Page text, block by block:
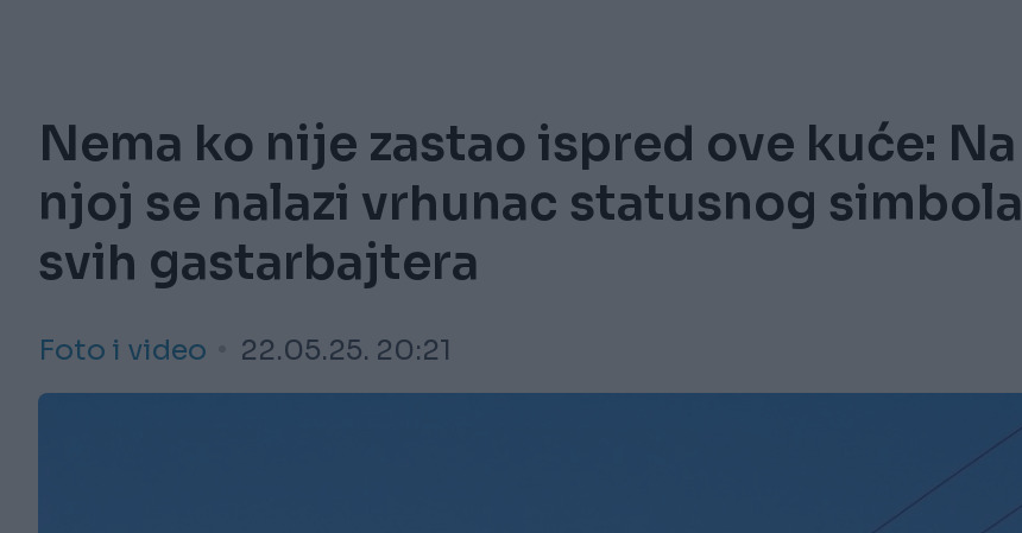
Nema ko nije zastao ispred ove kuće: Na
njoj se nalazi vrhunac statusnog simbola
svih gastarbajtera
Foto i video 22.05.25. 20:21